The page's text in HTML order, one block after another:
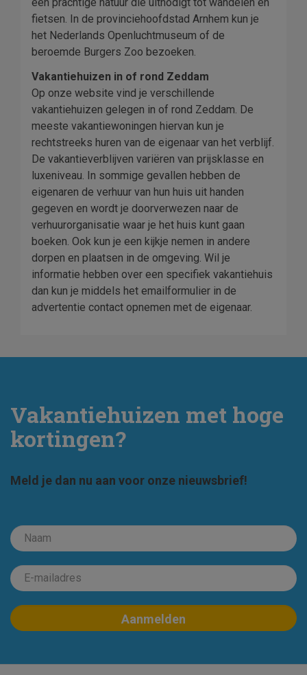
fietsen. In de provinciehoofdstad Arnhem kun je
het Nederlands Openluchtmuseum of de
beroemde Burgers Zoo bezoeken.
Vakantiehuizen in of rond Zeddam
Op onze website vind je verschillende
vakantiehuizen gelegen in of rond Zeddam. De
meeste vakantiewoningen hiervan kun je
rechtstreeks huren van de eigenaar van het verblijf.
De vakantieverblijven variëren van prijsklasse en
luxeniveau. In sommige gevallen hebben de
eigenaren de verhuur van hun huis uit handen
gegeven en wordt je doorverwezen naar de
verhuurorganisatie waar je het huis kunt gaan
boeken. Ook kun je een kijkje nemen in andere
dorpen en plaatsen in de omgeving. Wil je
informatie hebben over een specifiek vakantiehuis
dan kun je middels het emailformulier in de
advertentie contact opnemen met de eigenaar.
Vakantiehuizen met hoge
kortingen?
Meld je dan nu aan voor onze nieuwsbrief!